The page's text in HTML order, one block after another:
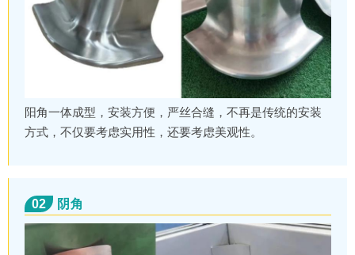
阳角一体成型，安装方便，严丝合缝，不再是传统的安装
方式，不仅要考虑实用性，还要考虑美观性。
02 阴角